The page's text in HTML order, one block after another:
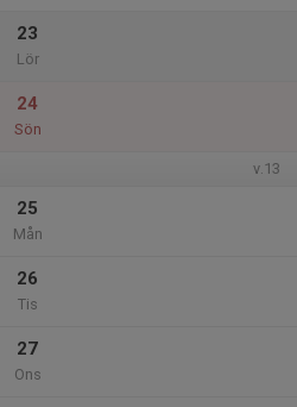
23
Lör
24
Sön
v.13
25
Mån
26
Tis
27
Ons